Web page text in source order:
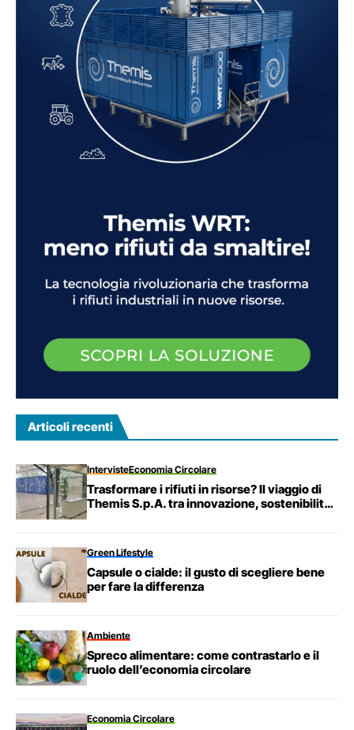
Articoli recenti
IntervisteEconomia Circolare
Trasformare i rifiuti in risorse? Il viaggio di
Themis S.p.A. tra innovazione, sostenibilità
Green Lifestyle
Capsule o cialde: il gusto di scegliere bene
per fare la differenza
Ambiente
Spreco alimentare: come contrastarlo e il
ruolo dell’economia circolare
Economia Circolare